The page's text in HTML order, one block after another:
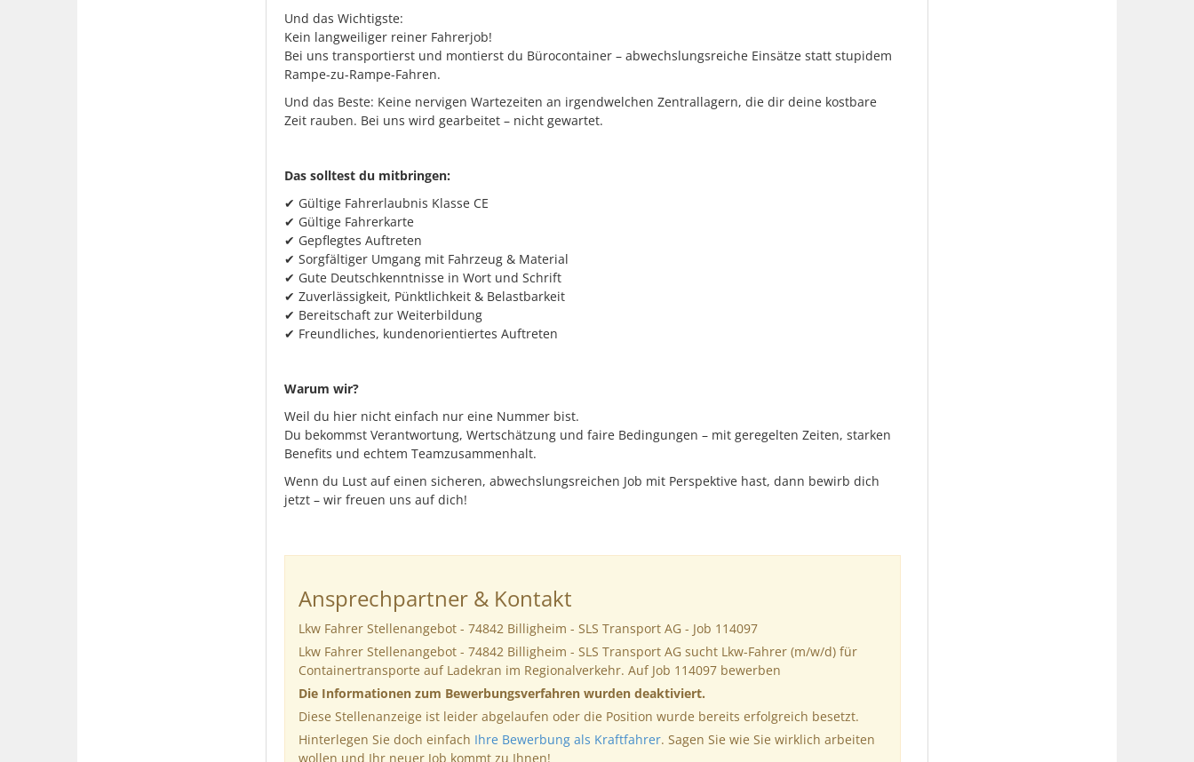
Und das Wichtigste:
Kein langweiliger reiner Fahrerjob!
Bei uns transportierst und montierst du Bürocontainer – abwechslungsreiche Einsätze statt stupidem
Rampe-zu-Rampe-Fahren.
Und das Beste: Keine nervigen Wartezeiten an irgendwelchen Zentrallagern, die dir deine kostbare
Zeit rauben. Bei uns wird gearbeitet – nicht gewartet.
Das solltest du mitbringen:
✔ Gültige Fahrerlaubnis Klasse CE
✔ Gültige Fahrerkarte
✔ Gepflegtes Auftreten
✔ Sorgfältiger Umgang mit Fahrzeug & Material
✔ Gute Deutschkenntnisse in Wort und Schrift
✔ Zuverlässigkeit, Pünktlichkeit & Belastbarkeit
✔ Bereitschaft zur Weiterbildung
✔ Freundliches, kundenorientiertes Auftreten
Warum wir?
Weil du hier nicht einfach nur eine Nummer bist.
Du bekommst Verantwortung, Wertschätzung und faire Bedingungen – mit geregelten Zeiten, starken
Benefits und echtem Teamzusammenhalt.
Wenn du Lust auf einen sicheren, abwechslungsreichen Job mit Perspektive hast, dann bewirb dich
jetzt – wir freuen uns auf dich!
Ansprechpartner & Kontakt
Lkw Fahrer Stellenangebot - 74842 Billigheim - SLS Transport AG - Job 114097
Lkw Fahrer Stellenangebot - 74842 Billigheim - SLS Transport AG sucht Lkw-Fahrer (m/w/d) für
Containertransporte auf Ladekran im Regionalverkehr. Auf Job 114097 bewerben
Die Informationen zum Bewerbungsverfahren wurden deaktiviert.
Diese Stellenanzeige ist leider abgelaufen oder die Position wurde bereits erfolgreich besetzt.
Hinterlegen Sie doch einfach Ihre Bewerbung als Kraftfahrer. Sagen Sie wie Sie wirklich arbeiten
wollen und Ihr neuer Job kommt zu Ihnen!